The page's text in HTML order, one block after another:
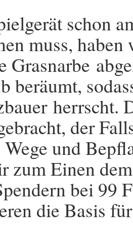
schon
muss,
Grasnarbe
beräumt,
herrscht.
der
und
zum Einen
bei 99
die Basis